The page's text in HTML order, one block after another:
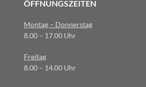
ÖFFNUNGSZEITEN
Montag – Donnerstag
8.00 – 17.00 Uhr
Freitag
8.00 – 14.00 Uhr